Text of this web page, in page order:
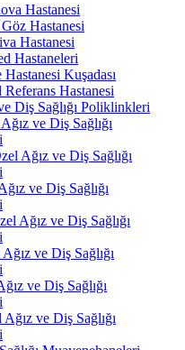
Hastanesi
Hastanesi
Hastanesi
Hastaneleri
Kuşadası
Hastanesi
Diş Sağlığı Poliklinkleri
ve Diş Sağlığı
Ağız ve Diş Sağlığı
ve Diş Sağlığı
Ağız ve Diş Sağlığı
ve Diş Sağlığı
ve Diş Sağlığı
ve Diş Sağlığı